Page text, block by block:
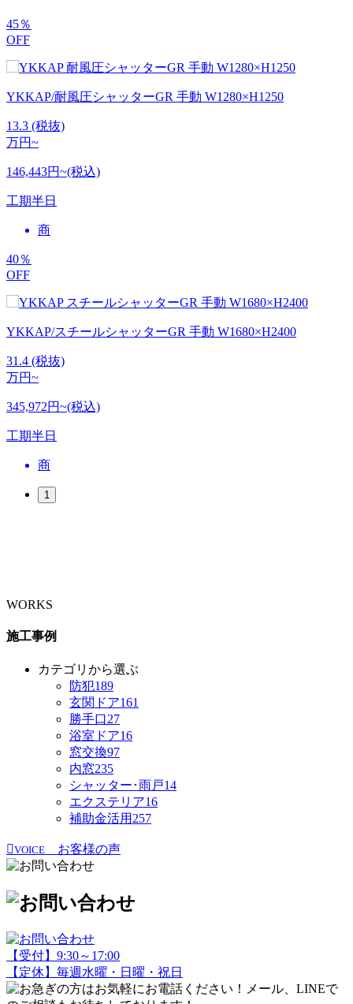
45％
OFF
YKKAP/耐風圧シャッターGR 手動 W1280×H1250
13.3 (税抜)
万円~
146,443円~(税込)
工期半日
商
40％
OFF
YKKAP/スチールシャッターGR 手動 W1680×H2400
31.4 (税抜)
万円~
345,972円~(税込)
工期半日
商
1
WORKS
施工事例
カテゴリから選ぶ
防犯189
玄関ドア161
勝手口 27
浴室ドア16
窓交換97
内窓235
シャッター･雨戸14
エクステリア16
補助金活用257
VOICE お客様の声
【受付】9:30～17:00
【定休】毎週水曜・日曜・祝日